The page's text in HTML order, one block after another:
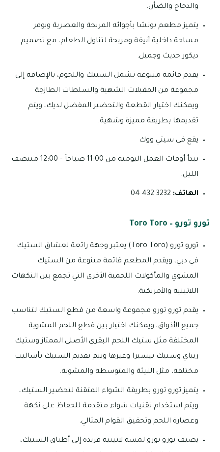
والدجاج والضأن.
يتميز مطعم بوتشا بأجوائه المريحة والعصرية ويوفر
مساحة داخلية أنيقة ومريحة لتناول الطعام، مع تصميم
ديكور حديث وجميل.
يقدم قائمة متنوعة تشمل الستيك واللحوم، بالإضافة إلى
مجموعة من المقبلات الشهية والسلطات الطازجة
ويمكنك اختيار القطعة والتحضير المفضل لديك، ويتم
تقديمها بطريقة مميزة وشهية.
يقع في سيتي ووك
تبدأ أوقات العمل اليومية من 11:00 صباحاً – 12:00 منتصف
الليل.
الهاتف:
تورو تورو – Toro Toro
تورو تورو (Toro Toro) يعتبر وجهة رائعة لعشاق الستيك
في دبي، ويقدم المطعم قائمة متنوعة من الستيك
المشوي والمأكولات اللحمية الأخرى التي تجمع بين النكهات
اللاتينية والأمريكية.
يقدم تورو تورو مجموعة واسعة من قطع الستيك لتناسب
جميع الأذواق، ويمكنك اختيار بين قطع اللحم المشوية
المختلفة مثل ستيك اللحم البقري الأصلي الممتاز وستيك
ريباي وستيك تيسيرا وغيرها ويتم تقديم الستيك بأساليب
مختلفة، مثل النيئة والمتوسطة والمشوية.
يتميز تورو تورو بطريقة الشواء المتقنة لتحضير الستيك،
ويتم استخدام تقنيات شواء متقدمة للحفاظ على نكهة
وعصارة اللحم وتحقيق القوام المثالي.
يضيف تورو تورو لمسة لاتينية فريدة إلى أطباق الستيك،